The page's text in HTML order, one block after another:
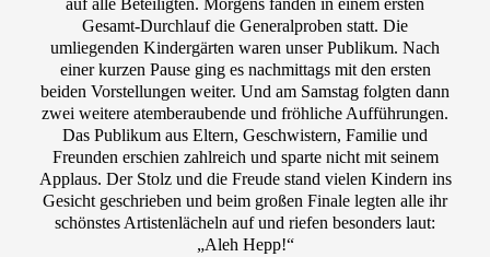
auf alle Beteiligten. Morgens fanden in einem ersten
Gesamt-Durchlauf die Generalproben statt. Die
umliegenden Kindergärten waren unser Publikum. Nach
einer kurzen Pause ging es nachmittags mit den ersten
beiden Vorstellungen weiter. Und am Samstag folgten dann
zwei weitere atemberaubende und fröhliche Aufführungen.
Das Publikum aus Eltern, Geschwistern, Familie und
Freunden erschien zahlreich und sparte nicht mit seinem
Applaus. Der Stolz und die Freude stand vielen Kindern ins
Gesicht geschrieben und beim großen Finale legten alle ihr
schönstes Artistenlächeln auf und riefen besonders laut:
„Aleh Hepp!“